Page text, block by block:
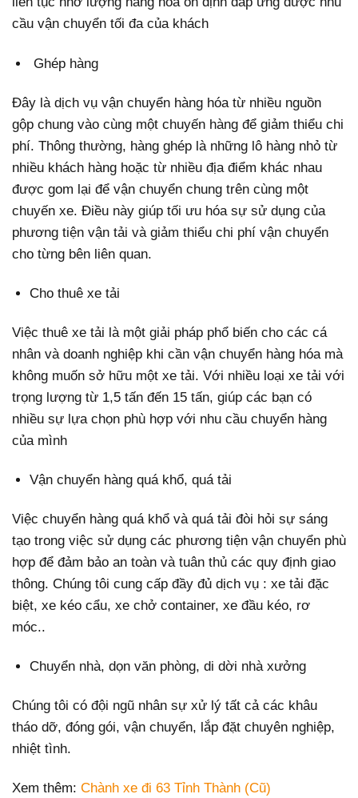
cầu vận chuyển tối đa của khách
Ghép hàng
Đây là dịch vụ vận chuyển hàng hóa từ nhiều nguồn
gộp chung vào cùng một chuyến hàng để giảm thiểu chi
phí. Thông thường, hàng ghép là những lô hàng nhỏ từ
nhiều khách hàng hoặc từ nhiều địa điểm khác nhau
được gom lại để vận chuyển chung trên cùng một
chuyến xe. Điều này giúp tối ưu hóa sự sử dụng của
phương tiện vận tải và giảm thiểu chi phí vận chuyển
cho từng bên liên quan.
Cho thuê xe tải
Việc thuê xe tải là một giải pháp phổ biến cho các cá
nhân và doanh nghiệp khi cần vận chuyển hàng hóa mà
không muốn sở hữu một xe tải. Với nhiều loại xe tải với
trọng lượng từ 1,5 tấn đến 15 tấn, giúp các bạn có
nhiều sự lựa chọn phù hợp với nhu cầu chuyển hàng
của mình
Vận chuyển hàng quá khổ, quá tải
Việc chuyển hàng quá khổ và quá tải đòi hỏi sự sáng
tạo trong việc sử dụng các phương tiện vận chuyển phù
hợp để đảm bảo an toàn và tuân thủ các quy định giao
thông. Chúng tôi cung cấp đầy đủ dịch vụ : xe tải đặc
biệt, xe kéo cẩu, xe chở container, xe đầu kéo, rơ
móc..
Chuyển nhà, dọn văn phòng, di dời nhà xưởng
Chúng tôi có đội ngũ nhân sự xử lý tất cả các khâu
tháo dỡ, đóng gói, vận chuyển, lắp đặt chuyên nghiệp,
nhiệt tình.
Xem thêm: Chành xe đi 63 Tỉnh Thành (Cũ)